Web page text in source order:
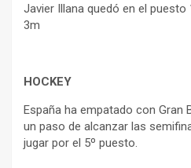
Javier Illana quedó en el puesto
3m
HOCKEY
España ha empatado con Gran
un paso de alcanzar las
jugar por el 5º puesto.